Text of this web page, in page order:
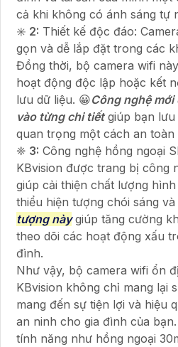
cả khi không có ánh sáng tự
✳️ 2: Thiết kế độc đáo:
gọn và dễ lắp đặt trong các
Đồng thời, bộ camera wifi
hoạt động độc lập hoặc kết
lưu dữ liệu. 😀Công nghệ
vào từng chi tiếtgiúp bạn lưu
quan trọng một cách an toàn
❈ 3: Công nghệ hồng ngoại
KBvision được trang bị công
giúp cải thiện chất lượng
thiểu hiện tượng chói sáng
tượng nàygiúp tăng cường
theo dõi các hoạt động xấu
đình.
Như vậy, bộ camera wifi ổn
KBvision không chỉ mang lại
mang đến sự tiện lợi và hiệu
an ninh cho gia đình của
tính năng như hồng ngoại